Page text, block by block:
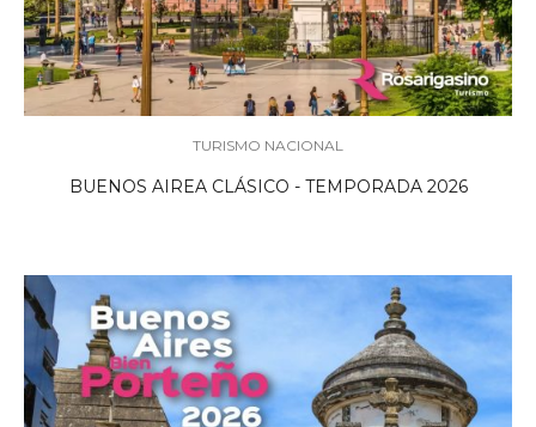
TURISMO NACIONAL
BUENOS AIREA CLÁSICO - TEMPORADA 2026